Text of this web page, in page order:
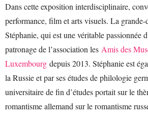
Dans cette exposition interdisciplinaire,
performance, film et arts visuels. La grande-
Stéphanie, qui est une véritable passionnée
patronage de l’association les Amis des
Luxembourg depuis 2013. Stéphanie est
la Russie et par ses études de philologie
universitaire de fin d’études portait sur le
romantisme allemand sur le romantisme